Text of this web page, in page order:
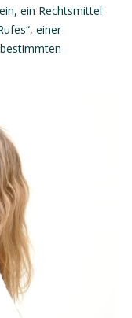
ein Rechtsmittel
einer